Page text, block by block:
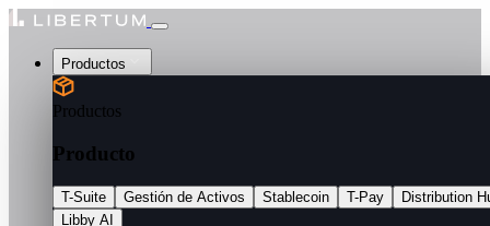
Productos
Productos
Producto
T-Suite Gestión de Activos Stablecoin T-Pay
Distribution
Libby AI